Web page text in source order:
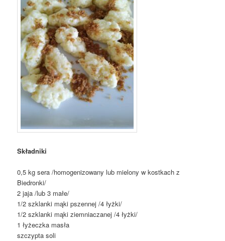
Składniki
0,5 kg sera /homogenizowany lub mielony w kostkach z
Biedronki/
2 jaja /lub 3 małe/
1/2 szklanki mąki pszennej /4 łyżki/
1/2 szklanki mąki ziemniaczanej /4 łyżki/
1 łyżeczka masła
szczypta soli